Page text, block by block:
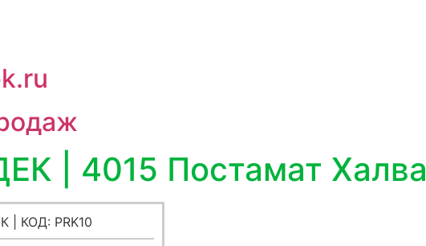
| 4015 Постамат Халва
| КОД: PRK10